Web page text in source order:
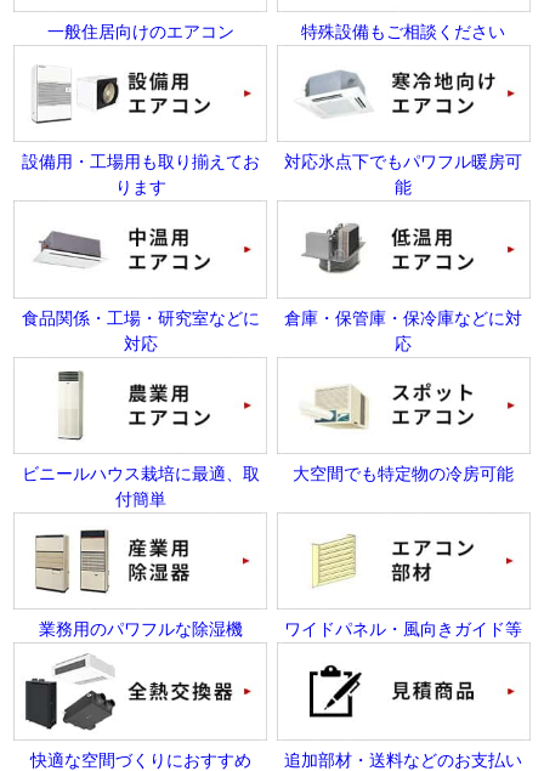
一般住居向けのエアコン 特殊設備もご相談ください
設備用・工場用も取り揃えてお
ります
対応氷点下でもパワフル暖房可
能
食品関係・工場・研究室などに
対応
倉庫・保管庫・保冷庫などに対
応
ビニールハウス栽培に最適、取
付簡単
大空間でも特定物の冷房可能
業務用のパワフルな除湿機 ワイドパネル・風向きガイド等
快適な空間づくりにおすすめ 追加部材・送料などのお支払い